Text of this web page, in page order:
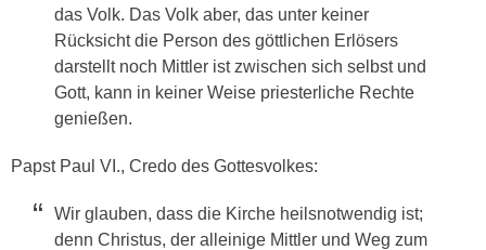
das Volk. Das Volk aber, das unter keiner
Rücksicht die Person des göttlichen Erlösers
darstellt noch Mittler ist zwischen sich selbst und
Gott, kann in keiner Weise priesterliche Rechte
genießen.
Papst Paul VI., Credo des Gottesvolkes:
Wir glauben, dass die Kirche heilsnotwendig ist;
denn Christus, der alleinige Mittler und Weg zum